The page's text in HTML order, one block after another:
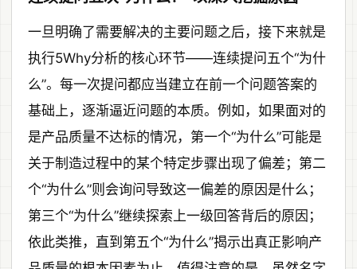
一旦明确了需要解决的主要问题之后，接下来就是
执行5Why分析的核心环节——连续提问五个“为什
么”。每一次提问都应当建立在前一个问题答案的
基础上，逐渐逼近问题的本质。例如，如果面对的
是产品质量不达标的情况，第一个“为什么”可能是
关于制造过程中的某个特定步骤出现了偏差；第二
个“为什么”则会询问导致这一偏差的原因是什么；
第三个“为什么”继续探索上一级回答背后的原因；
依此类推，直到第五个“为什么”揭示出真正影响产